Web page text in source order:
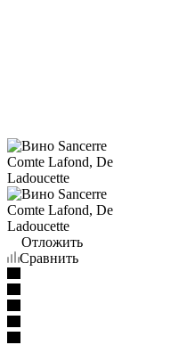
Отложить
Сравнить